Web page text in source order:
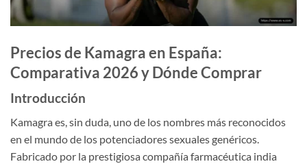
Precios de Kamagra en España:
Comparativa 2026 y Dónde Comprar
Introducción
Kamagra es, sin duda, uno de los nombres más reconocidos
en el mundo de los potenciadores sexuales genéricos.
Fabricado por la prestigiosa compañía farmacéutica india